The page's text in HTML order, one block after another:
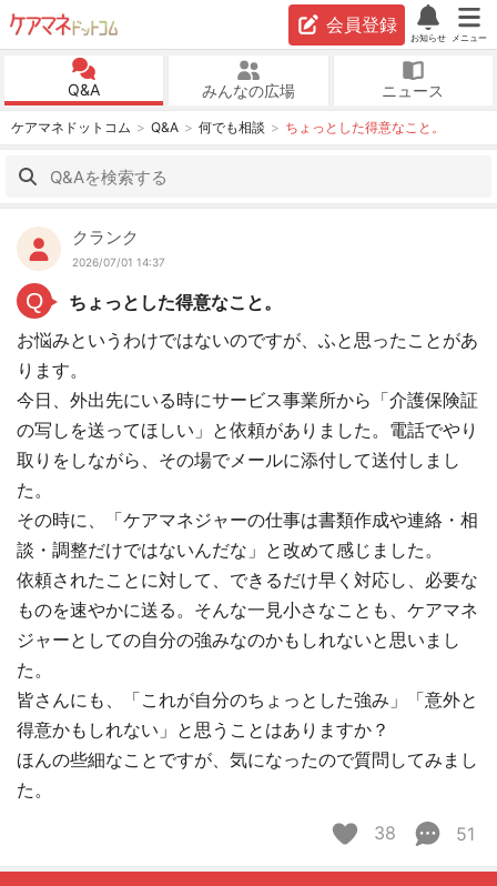
会員登録
お知らせ メニュー
Q&A みんなの広場 ニュース
ケアマネドットコム Q&A 何でも相談 ちょっとした得意なこと。
クランク
2026/07/01 14:37
Q
ちょっとした得意なこと。
お悩みというわけではないのですが、ふと思ったことがあ
ります。
今日、外出先にいる時にサービス事業所から「介護保険証
の写しを送ってほしい」と依頼がありました。電話でやり
取りをしながら、その場でメールに添付して送付しまし
た。
その時に、「ケアマネジャーの仕事は書類作成や連絡・相
談・調整だけではないんだな」と改めて感じました。
依頼されたことに対して、できるだけ早く対応し、必要な
ものを速やかに送る。そんな一見小さなことも、ケアマネ
ジャーとしての自分の強みなのかもしれないと思いまし
た。
皆さんにも、「これが自分のちょっとした強み」「意外と
得意かもしれない」と思うことはありますか？
ほんの些細なことですが、気になったので質問してみまし
た。
38
51